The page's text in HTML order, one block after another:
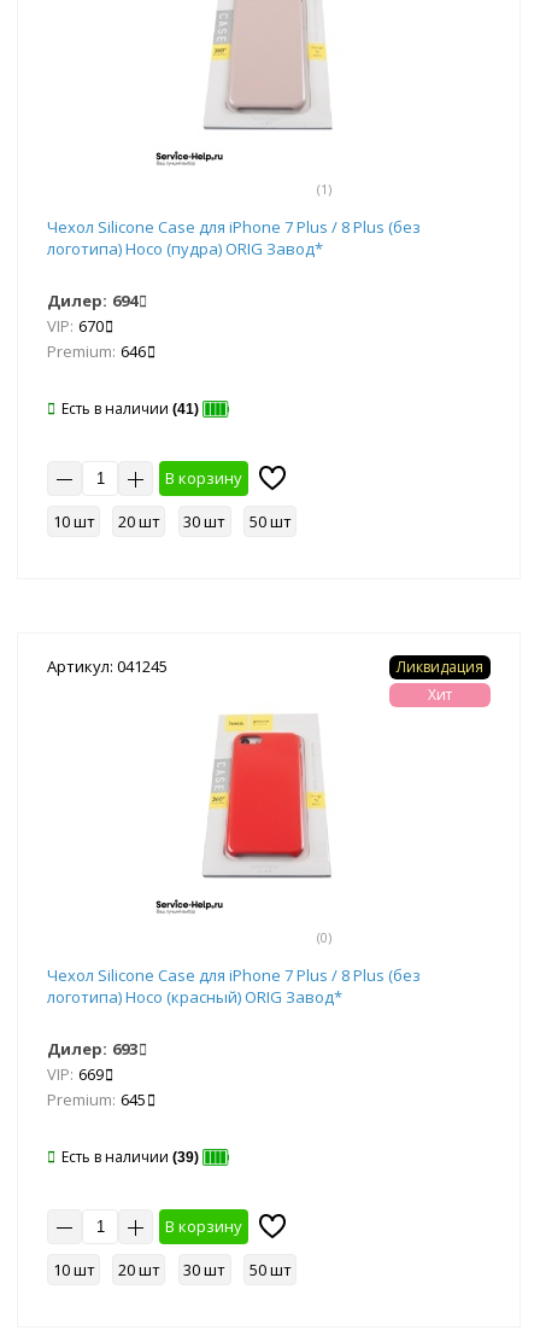
(1)
Чехол Silicone Case для iPhone 7 Plus / 8 Plus (без
логотипа) Hoco (пудра) ORIG Завод*
Дилер: 694
VIP: 670
Premium: 646
Есть в наличии (41)
В корзину
10 шт
20 шт 30 шт 50 шт
Артикул: 041245
(0)
Ликвидация
Хит
Чехол Silicone Case для iPhone 7 Plus / 8 Plus (без
логотипа) Hoco (красный) ORIG Завод*
Дилер: 693
VIP: 669
Premium: 645
Есть в наличии (39)
В корзину
10 шт
20 шт 30 шт 50 шт